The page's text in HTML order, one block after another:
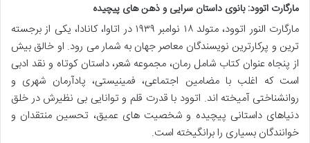
مارگارت اتوود: بانوی داستان سرایی و ذهن های پیچیده
مارگارت النور اتوود، متولد ۱۸ نوامبر ۱۹۳۹ در اتاوا، کانادا، یکی از برجسته
ترین و پرکارترین نویسندگان معاصر جهان به شمار می رود. او خالق بیش
از پنجاه عنوان کتاب شامل رمان، مجموعه شعر، داستان کوتاه و نقد ادبی
است که اغلب با مضامین اجتماعی، فمینیستی، پادآرمان شهری و
روانشناختی آمیخته اند. اتوود با قدرت قلم و توانایی بی نظیرش در خلق
دنیاهای داستانی پیچیده و شخصیت های عمیق، تحسین منتقدان و
خوانندگان بسیاری را برانگیخته است.